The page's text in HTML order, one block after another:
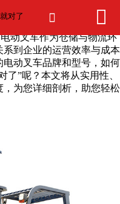
网站首页
产品中心
新闻中心
荣誉资质
对了
 
动叉车作为仓储与物流环
到企业的运营效率与成本
动叉车品牌和型号，如何
了”呢？本文将从实用性、
为您详细剖析，助您轻松